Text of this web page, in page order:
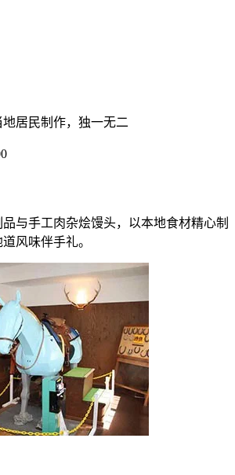
居民制作，独一无二
与手工肉杂烩馒头，以本地食材精心制
风味伴手礼。